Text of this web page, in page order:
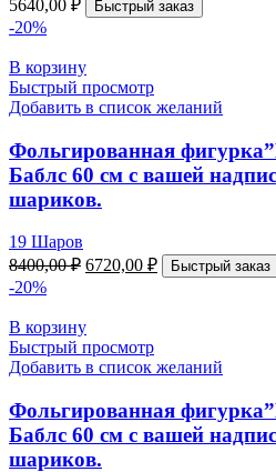
5640,00 ₽ Быстрый заказ
-20%
В корзину
Быстрый просмотр
Добавить в список желаний
Фольгированная
Баблс 60 см с вашей
шариков.
19 Шаров
8400,00₽ 6720,00 ₽ Быстрый заказ
-20%
В корзину
Быстрый просмотр
Добавить в список желаний
Фольгированная
Баблс 60 см с вашей
шариков.